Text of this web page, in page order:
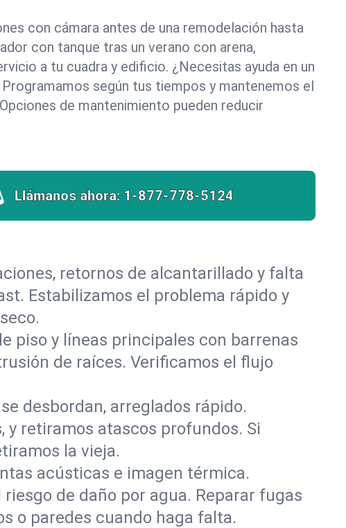
con cámara antes de una remodelación hasta
con tanque tras un verano con arena,
a tu cuadra y edificio. ¿Necesitas ayuda en un
según tus tiempos y mantenemos el
de mantenimiento pueden reducir
Llámanos ahora: 1-877-778-5124
retornos de alcantarillado y falta
Estabilizamos el problema rápido y
piso y líneas principales con barrenas
de raíces. Verificamos el flujo
desbordan, arreglados rápido.
y retiramos atascos profundos. Si
la vieja.
acústicas e imagen térmica.
de daño por agua. Reparar fugas
o paredes cuando haga falta.